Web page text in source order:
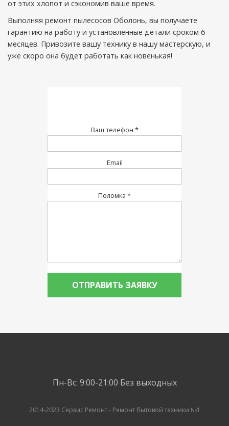
от этих хлопот и сэкономив ваше время.
Выполняя ремонт пылесосов Оболонь, вы получаете
гарантию на работу и установленные детали сроком 6
месяцев. Привозите вашу технику в нашу мастерскую, и
уже скоро она будет работать как новенькая!
Ваш телефон *
Email
Поломка *
Пн-Вс: 9:00-21:00 Без выходных
2014-2023 Сервис Ремонт - Ремонт бытовой техники №1